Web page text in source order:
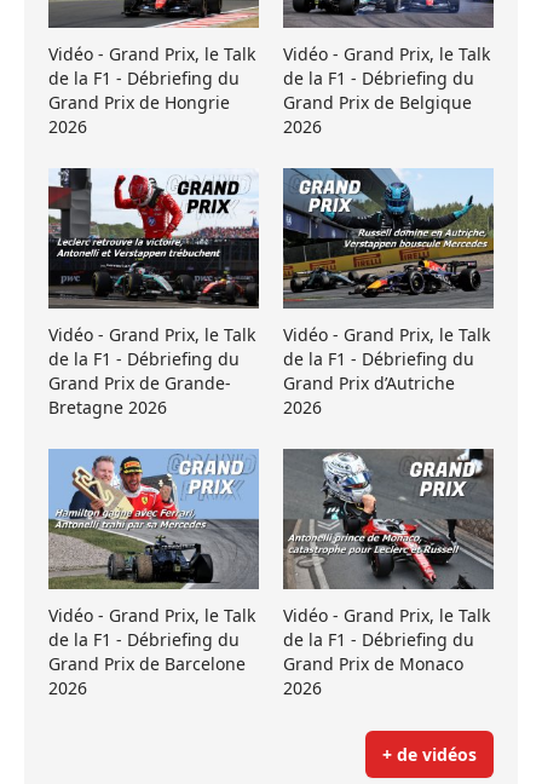
Vidéo - Grand Prix, le Talk
de la F1 - Débriefing du
Grand Prix de Hongrie
2026
Vidéo - Grand Prix, le Talk
de la F1 - Débriefing du
Grand Prix de Belgique
2026
Vidéo - Grand Prix, le Talk
de la F1 - Débriefing du
Grand Prix de Grande-
Bretagne 2026
Vidéo - Grand Prix, le Talk
de la F1 - Débriefing du
Grand Prix d’Autriche
2026
Vidéo - Grand Prix, le Talk
de la F1 - Débriefing du
Grand Prix de Barcelone
2026
Vidéo - Grand Prix, le Talk
de la F1 - Débriefing du
Grand Prix de Monaco
2026
+ de vidéos